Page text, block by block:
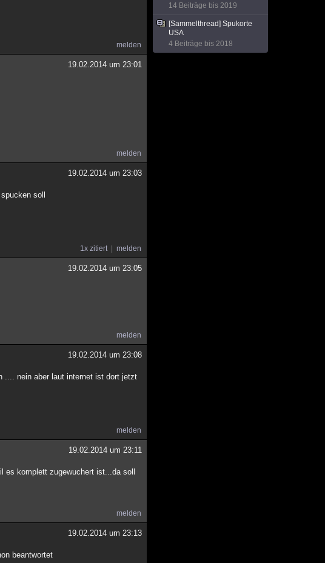
melden
19.02.2014 um 23:01
melden
19.02.2014 um 23:03
soll
1x zitiert melden
19.02.2014 um 23:05
melden
19.02.2014 um 23:08
.... nein aber laut internet ist dort jetzt
melden
19.02.2014 um 23:11
es komplett zugewuchert ist...da soll
melden
19.02.2014 um 23:13
beantwortet
14 Beiträge bis 2019
[Sammelthread] Spukorte
USA
4 Beiträge bis 2018